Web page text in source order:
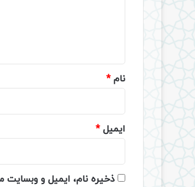
نام*
ایمیل*
ذخیره نام، ایمیل و وبسایت